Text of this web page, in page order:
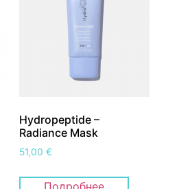
Hydropeptide –
Radiance Mask
51,00€